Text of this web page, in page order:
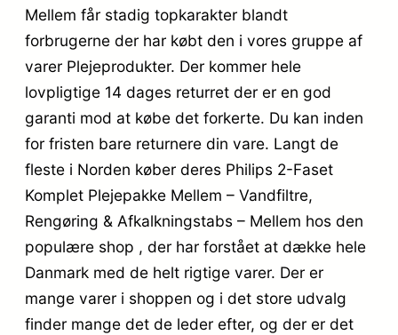
Mellem får stadig topkarakter blandt
forbrugerne der har købt den i vores gruppe af
varer Plejeprodukter. Der kommer hele
lovpligtige 14 dages returret der er en god
garanti mod at købe det forkerte. Du kan inden
for fristen bare returnere din vare. Langt de
fleste i Norden køber deres Philips 2-Faset
Komplet Plejepakke Mellem – Vandfiltre,
Rengøring & Afkalkningstabs – Mellem hos den
populære shop , der har forstået at dække hele
Danmark med de helt rigtige varer. Der er
mange varer i shoppen og i det store udvalg
finder mange det de leder efter, og der er det